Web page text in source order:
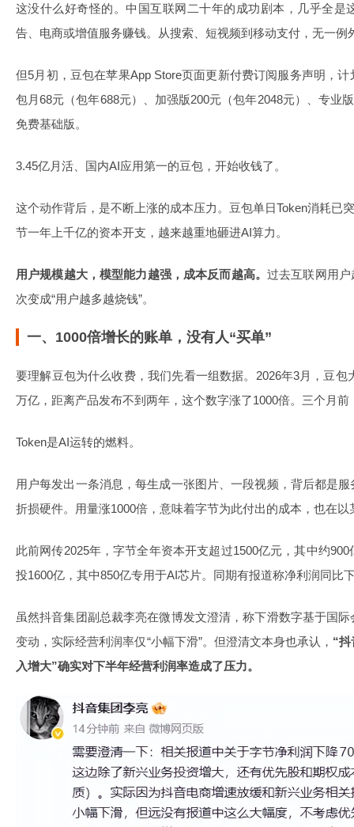
这没什么好奇怪的。中国互联网二十年的成功剧本，几乎全是
告、电商或增值服务赚钱。从搜索、短视频到移动支付，无一例
但5月初，豆包在苹果App Store页面更新付费订阅服务声明，
包月68元（包年688元）、加强版200元（包年2048元）、专业
免费基础版。
3.45亿月活、国内AI应用第一的豆包，开始收钱了。
这个动作背后，是不断上涨的成本压力。豆包单日Token消耗已
节一年上千亿的资本开支，越来越重地砸进AI算力。
用户规模越大，模型能力越强，成本反而越高。 过去互联网用
次变成“用户越多越烧钱”。
一、1000倍增长的账单，没有人“买单”
要理解豆包为什么收费，我们先看一组数据。2026年3月，豆包
万亿，距离产品发布不到两年，这个数字涨了1000倍。三个月
Token是AI运转的燃料。
用户每发出一条消息，每生成一张图片、一段视频，背后都是
折损硬件。用量涨1000倍，意味着字节为此付出的成本，也在
此前网传2025年，字节全年资本开支超过1500亿元，其中约
投1600亿，其中850亿专用于AI芯片。同期有报道称净利润同比
虽然抖音集团副总裁李亮在微博发文澄清，称下滑数字基于国
变动，实际经营利润率仅“小幅下滑”。但澄清文本身也承认， “
入增大”确实对下半年经营利润率造成了压力。